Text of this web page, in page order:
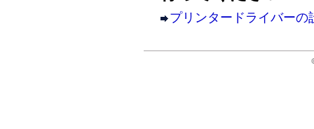
プリンタードライバーの